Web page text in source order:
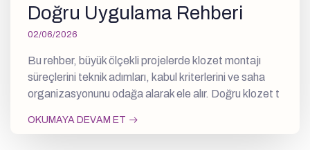
Doğru Uygulama Rehberi
02/06/2026
Bu rehber, büyük ölçekli projelerde klozet montajı
süreçlerini teknik adımları, kabul kriterlerini ve saha
organizasyonunu odağa alarak ele alır. Doğru klozet t
OKUMAYA DEVAM ET